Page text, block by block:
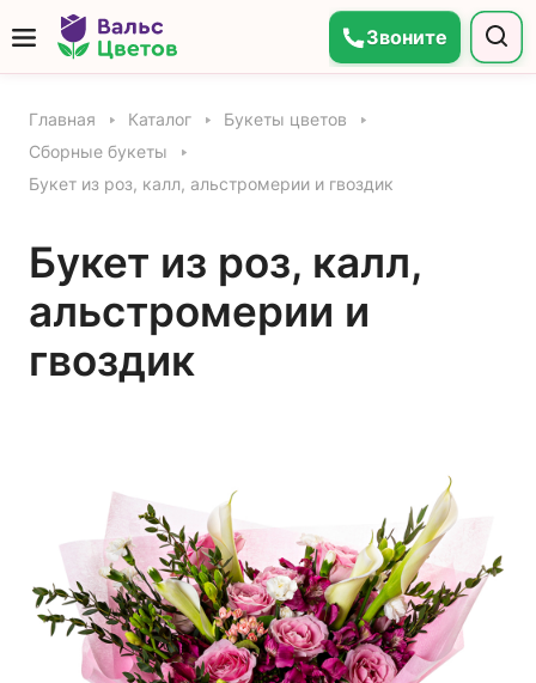
Звоните
Главная Каталог
Букеты цветов
Сборные букеты
Букет из роз, калл, альстромерии и гвоздик
Букет из роз, калл,
альстромерии и
гвоздик